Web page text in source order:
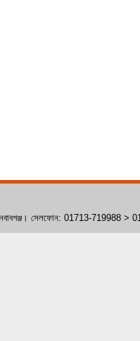
চাঁপাইনবাবগঞ্জ। সেলফোন: 01713-